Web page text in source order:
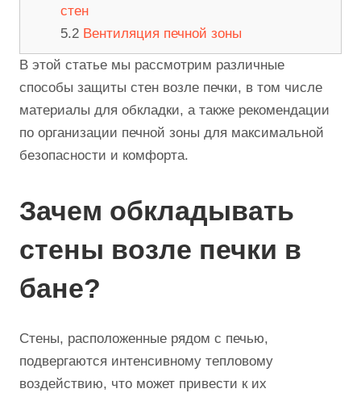
стен
Вентиляция печной зоны
В этой статье мы рассмотрим различные
способы защиты стен возле печки, в том числе
материалы для обкладки, а также рекомендации
по организации печной зоны для максимальной
безопасности и комфорта.
Зачем обкладывать
стены возле печки в
бане?
Стены, расположенные рядом с печью,
подвергаются интенсивному тепловому
воздействию, что может привести к их